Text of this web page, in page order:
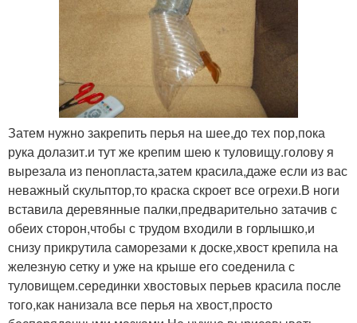
Затем нужно закрепить перья на шее,до тех пор,пока
рука долазит.и тут же крепим шею к туловищу.голову я
вырезала из пенопласта,затем красила,даже если из вас
неважный скульптор,то краска скроет все огрехи.В ноги
вставила деревянные палки,предварительно затачив с
обеих сторон,чтобы с трудом входили в горлышко,и
снизу прикрутила саморезами к доске,хвост крепила на
железную сетку и уже на крыше его соеденила с
туловищем.серединки хвостовых перьев красила после
того,как нанизала все перья на хвост,просто